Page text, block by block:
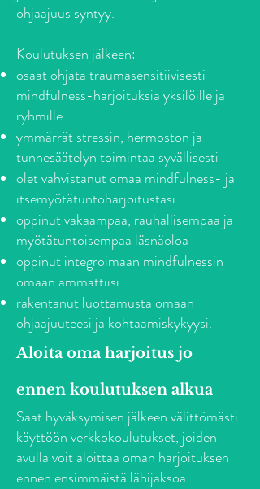
ohjaajuus syntyy.
Koulutuksen jälkeen:
osaat ohjata traumasensitiivisesti
mindfulness-harjoituksia yksilöille ja
ryhmille
ymmärrät stressin, hermoston ja
tunnesäätelyn toimintaa syvällisesti
olet vahvistanut omaa mindfulness- ja
itsemyötätuntoharjoitustasi
oppinut vakaampaa, rauhallisempaa ja
myötätuntoisempaa läsnäoloa
oppinut integroimaan mindfulnessin
omaan ammattiisi
rakentanut luottamusta omaan
ohjaajuuteesi ja kohtaamiskykyysi.
Aloita oma harjoitus jo
ennen koulutuksen alkua
Saat hyväksymisen jälkeen välittömästi
käyttöön verkkokoulutukset, joiden
avulla voit aloittaa oman harjoituksen
ennen ensimmäistä lähijaksoa.